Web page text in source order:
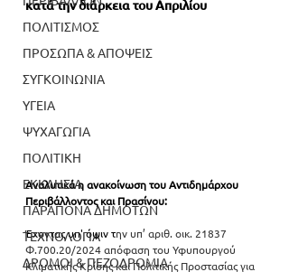
ΠΟΛΙΤΙΣΜΟΣ
ΠΡΟΣΩΠΑ & ΑΠΟΨΕΙΣ
ΣΥΓΚΟΙΝΩΝΙΑ
ΥΓΕΙΑ
ΨΥΧΑΓΩΓΙΑ
ΠΟΛΙΤΙΚΗ
ΕΚΚΛΗΣΙΑ
ΠΑΡΑΠΟΝΑ ΔΗΜΟΤΩΝ
ΤΕΧΝΟΛΟΓΙΑ
ΔΡΟΜΟΙ & ΠΕΖΟΔΡΟΜΙΑ
κατά την διάρκεια του Απριλίου
Αναλυτικά η ανακοίνωση του Αντιδημάρχου
Περιβάλλοντος και Πρασίνου:
Έχοντας υπ' όψιν την υπ’ αριθ. οικ. 21837
Φ.700.20/2024 απόφαση του Υφυπουργού
Κλιματικής Κρίσης και Πολιτικής Προστασίας για